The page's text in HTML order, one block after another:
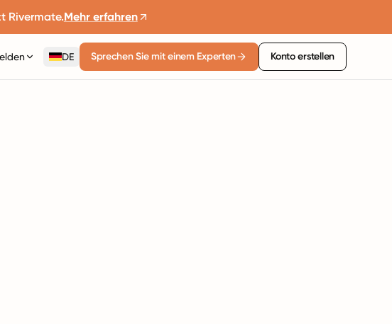
Rivermate.Mehr erfahren
DE Sprechen Sie mit einem Experten Konto erstellen